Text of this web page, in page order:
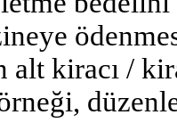
kiracı /
örneği,